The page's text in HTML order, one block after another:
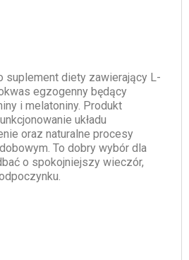
suplement diety zawierający L-
egzogenny będący
i melatoniny. Produkt
układu
oraz naturalne procesy
To dobry wybór dla
o spokojniejszy wieczór,